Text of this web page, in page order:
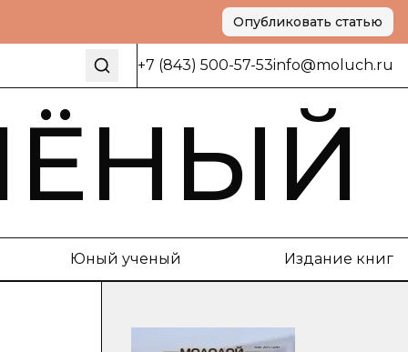
Опубликовать статью
+7 (843) 500-57-53info@moluch.ru
Юный ученый Издание книг